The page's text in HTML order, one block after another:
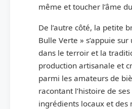
même et toucher l’âme
De l’autre côté, la petite
Bulle Verte » s’appuie
dans le terroir et la
production artisanale et
parmi les amateurs de
racontant l’histoire de
ingrédients locaux et des